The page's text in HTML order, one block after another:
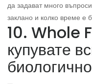
да задават много
заклано и колко време е
10. Whole
купувате
биологично